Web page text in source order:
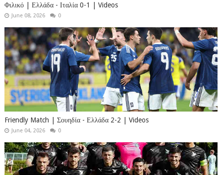
Φιλικό | Ελλάδα - Ιταλία 0-1 | Videos
June 08, 2026 0
Friendly Match | Σουηδία - Ελλάδα 2-2 | Videos
June 04, 2026 0